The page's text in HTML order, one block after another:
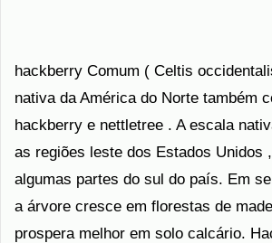
hackberry Comum ( Celtis
nativa da América do Norte também
hackberry e nettletree . A escala
as regiões leste dos Estados Unidos
algumas partes do sul do país. Em
a árvore cresce em florestas de
prospera melhor em solo calcário.